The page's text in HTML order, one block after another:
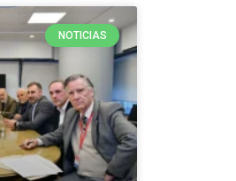
NOTICIAS